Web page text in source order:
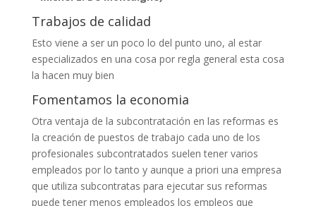
Trabajos de calidad
Esto viene a ser un poco lo del punto uno, al estar
especializados en una cosa por regla general esta cosa
la hacen muy bien
Fomentamos la economia
Otra ventaja de la subcontratación en las reformas es
la creación de puestos de trabajo cada uno de los
profesionales subcontratados suelen tener varios
empleados por lo tanto y aunque a priori una empresa
que utiliza subcontratas para ejecutar sus reformas
puede tener menos empleados los empleos que